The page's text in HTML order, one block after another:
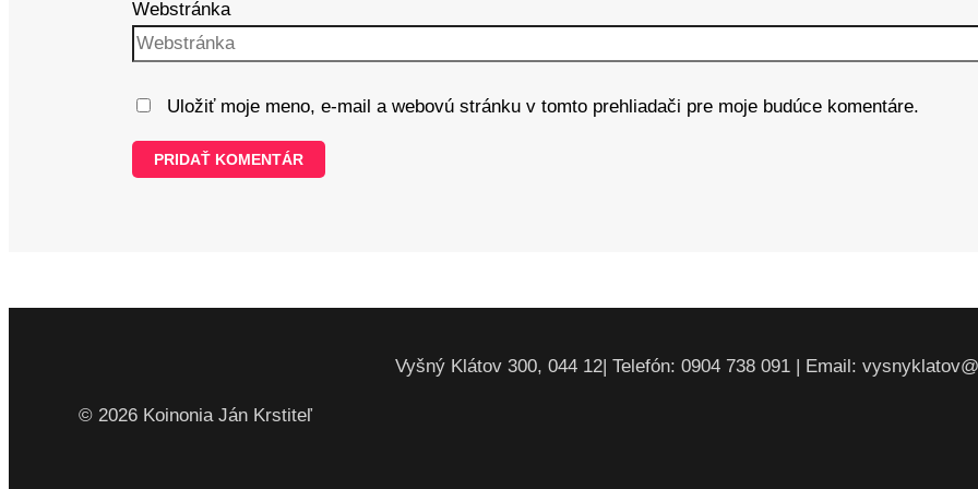
Webstránka
Uložiť moje meno, e-mail a webovú stránku v tomto prehliadači pre moje budúce komentáre.
Vyšný Klátov 300, 044 12| Telefón: 0904 738 091 | Email:
© 2026 Koinonia Ján Krstiteľ